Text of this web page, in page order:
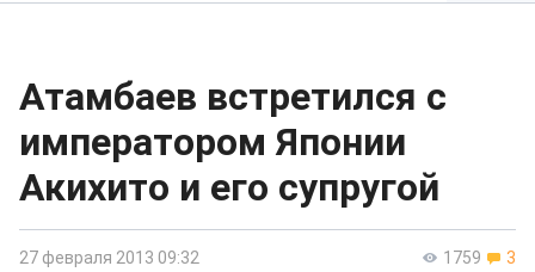
Атамбаев встретился с
императором Японии
Акихито и его супругой
1759 3
27 февраля 2013 09:32